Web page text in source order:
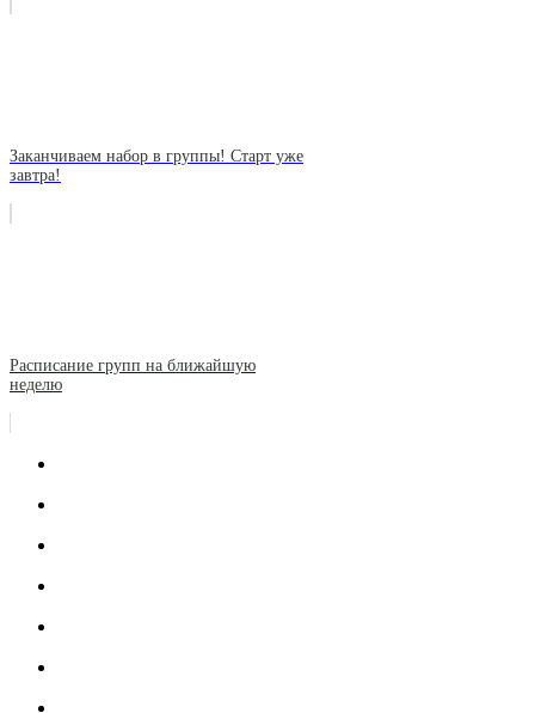
Заканчиваем набор в группы! Старт уже
завтра!
Расписание групп на ближайшую
неделю